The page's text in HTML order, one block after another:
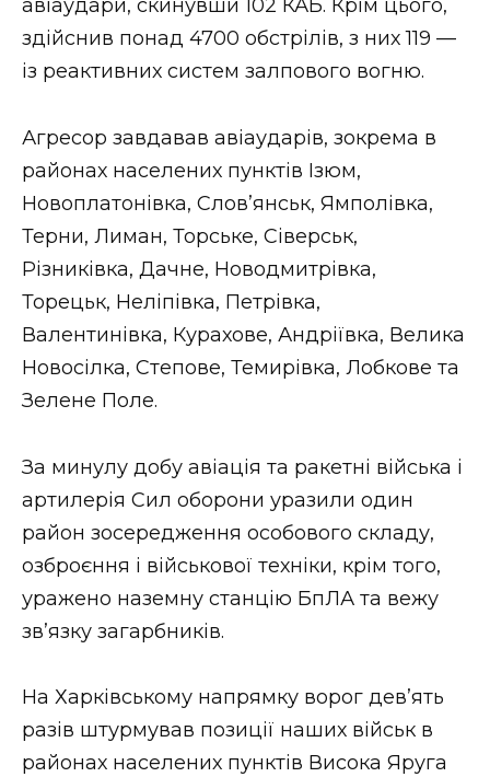
ВІДЕО
авіаудари, скинувши 102 КАБ. Крім цього,
здійснив понад 4700 обстрілів, з них 119 —
із реактивних систем залпового вогню.
Агресор завдавав авіаударів, зокрема в
районах населених пунктів Ізюм,
Новоплатонівка, Слов’янськ, Ямполівка,
Терни, Лиман, Торське, Сіверськ,
Різниківка, Дачне, Новодмитрівка,
Торецьк, Неліпівка, Петрівка,
Валентинівка, Курахове, Андріївка, Велика
Новосілка, Степове, Темирівка, Лобкове та
Зелене Поле.
За минулу добу авіація та ракетні війська і
артилерія Сил оборони уразили один
район зосередження особового складу,
озброєння і військової техніки, крім того,
уражено наземну станцію БпЛА та вежу
зв’язку загарбників.
На Харківському напрямку ворог дев’ять
разів штурмував позиції наших військ в
районах населених пунктів Висока Яруга